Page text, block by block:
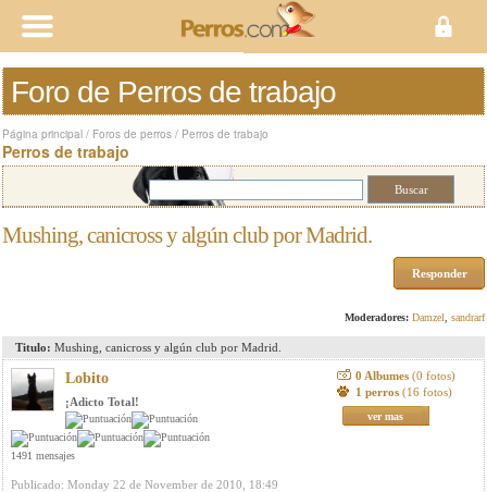
Foro de Perros de trabajo
Página principal / Foros de perros / Perros de trabajo
Perros de trabajo
Mushing, canicross y algún club por Madrid.
Responder
Moderadores: Damzel sandrarf
Titulo: Mushing, canicross y algún club por Madrid.
Lobito
¡Adicto Total!
1491 mensajes
0 Albumes (0 fotos)
1 perros (16 fotos)
ver mas
Publicado: Monday 22 de November de 2010, 18:49